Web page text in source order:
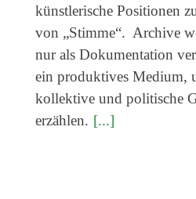
Ausstellungen
Veranstaltungen
Schlagwörter
Künstler*innen
künstlerische Positionen
von „Stimme“. Archive
nur als Dokumentation
ein produktives Medium,
kollektive und politische
erzählen. [...]